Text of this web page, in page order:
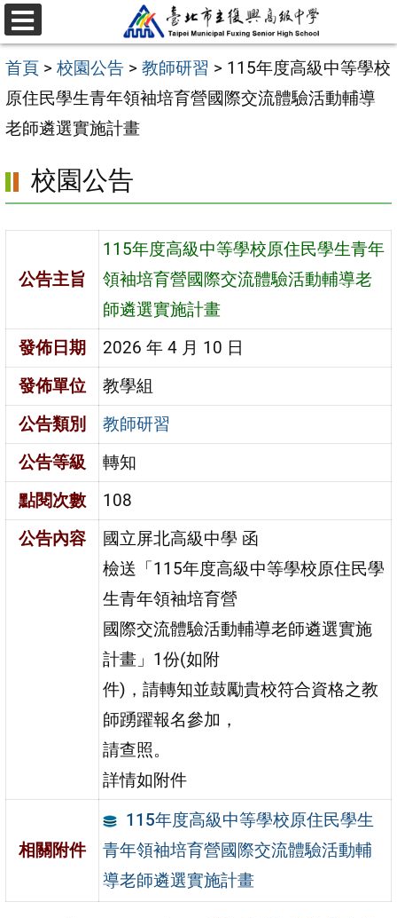
跳
至
主
要
內
區
選
單
首頁 > 校園公告 > 教師研習 > 115年度高級中等學校
原住民學生青年領袖培育營國際交流體驗活動輔導
老師遴選實施計畫
校園公告
公告主旨
115年度高級中等學校原住民學生青年
領袖培育營國際交流體驗活動輔導老
師遴選實施計畫
發佈日期
2026 年 4 月 10 日
發佈單位
教學組
公告類別
教師研習
公告等級
轉知
點閱次數
108
公告內容
國立屏北高級中學 函
檢送「115年度高級中等學校原住民學
生青年領袖培育營
國際交流體驗活動輔導老師遴選實施
計畫」1份(如附
件)，請轉知並鼓勵貴校符合資格之教
師踴躍報名參加，
請查照。
詳情如附件
相關附件
115年度高級中等學校原住民學生
青年領袖培育營國際交流體驗活動輔
導老師遴選實施計畫